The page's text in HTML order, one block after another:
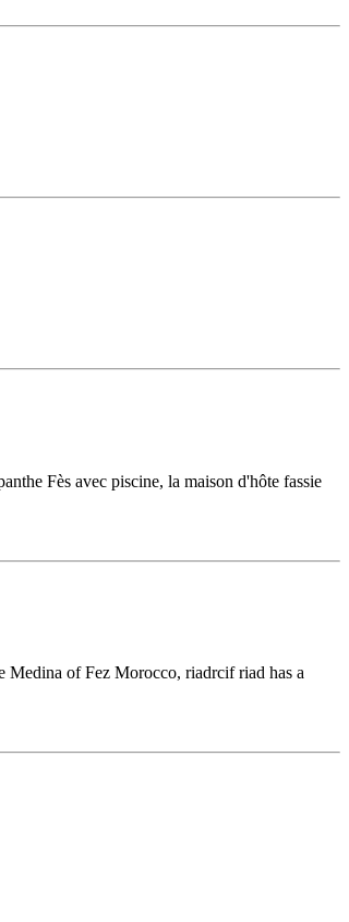
Fès avec piscine, la maison d'hôte fassie
Medina of Fez Morocco, riadrcif riad has a